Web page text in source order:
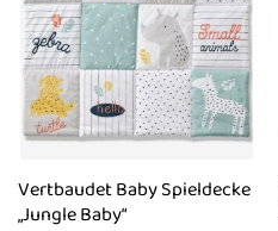
Vertbaudet Baby Spieldecke
„Jungle Baby“